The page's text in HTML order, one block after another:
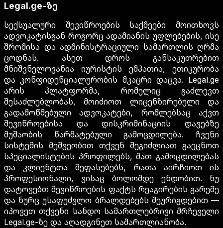
Legal.ge-ზე
სექსუალური შევიწროების საქმეები მოითხოვს
ადვოკატისგან როგორც ადამიანის უფლებების, ისე
შრომისა და ადმინისტრაციული სამართლის ღრმა
ცოდნას. ასეთ დროს განსაკუთრებით
მნიშვნელოვანია იურისტის ემპათია, ეთიკურობა
და კონფიდენციალურობის მკაცრი დაცვა. Legal.ge
არის პლატფორმა, რომელიც გაძლევთ
შესაძლებლობას, მოიძიოთ ლიცენზირებული და
გადამოწმებული ადვოკატები, რომლებსაც აქვთ
შევიწროებისა და დისკრიმინაციის დავებზე
მუშაობის წარმატებული გამოცდილება. ჩვენი
სისტემის მეშვეობით თქვენ შეგიძლიათ გაეცნოთ
სპეციალისტების პროფილებს, მათ გამოცდილებას
და კლიენტთა შეფასებებს, რათა აირჩიოთ ის
პროფესიონალი, ვისაც ბოლომდე ენდობით. ნუ
დატოვებთ შევიწროების ფაქტს რეაგირების გარეშე
და ნურც უსაფუძვლო ბრალდებებს შეურიგდებით —
იპოვეთ თქვენი სანდო სამართლებრივი მრჩეველი
Legal.ge-ზე და აღადგინეთ სამართლიანობა.